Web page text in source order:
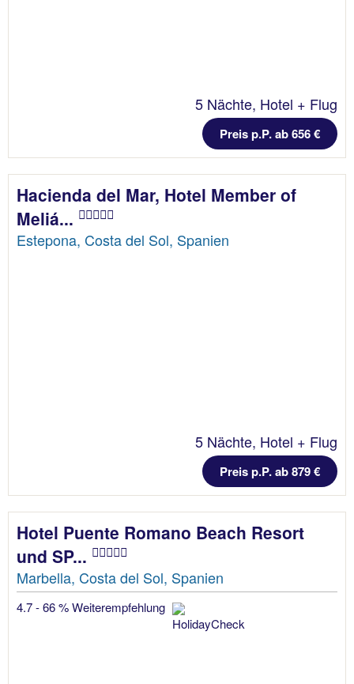
5 Nächte, Hotel + Flug
Preis p.P. ab 656 €
Hacienda del Mar, Hotel Member of
Meliá...
Estepona, Costa del Sol, Spanien
5 Nächte, Hotel + Flug
Preis p.P. ab 879 €
Hotel Puente Romano Beach Resort
und SP...
Marbella, Costa del Sol, Spanien
4.7 - 66 % Weiterempfehlung